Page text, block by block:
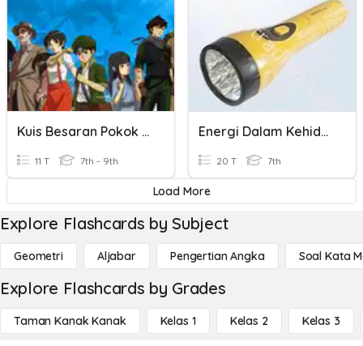
Kuis Besaran Pokok Dan Pengukurannya
11 T 7th - 9th
Energi Dalam Kehidupan
20 T 7th
Load More
Explore Flashcards by Subject
Geometri Aljabar Pengertian Angka Soal Kata
Explore Flashcards by Grades
Taman Kanak Kanak Kelas 1 Kelas 2 Kelas 3